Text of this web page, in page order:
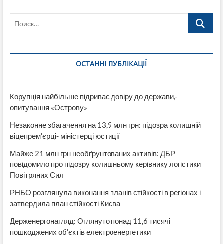
Поиск…
ОСТАННІ ПУБЛІКАЦІЇ
Корупція найбільше підриває довіру до держави,-
опитування «Острову»
Незаконне збагачення на 13,9 млн грн: підозра колишній
віцепрем’єрці- міністерці юстиції
Майже 21 млн грн необґрунтованих активів: ДБР
повідомило про підозру колишньому керівнику логістики
Повітряних Сил
РНБО розглянула виконання планів стійкості в регіонах і
затвердила план стійкості Києва
Держенергонагляд: Оглянуто понад 11,6 тисячі
пошкоджених об’єктів електроенергетики